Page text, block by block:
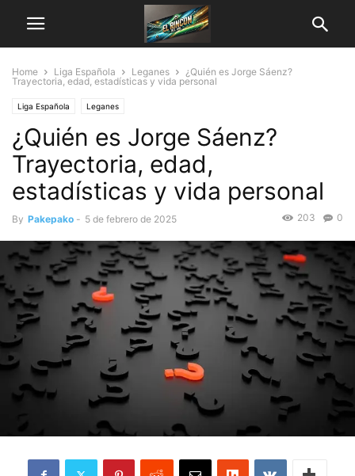
Home Liga Española Leganes
¿Quién es Jorge Sáenz?
Trayectoria, edad, estadísticas y vida personal
Liga Española Leganes
¿Quién es Jorge Sáenz?
Trayectoria, edad,
estadísticas y vida personal
By Pakepako - 5 de febrero de 2025 0
203